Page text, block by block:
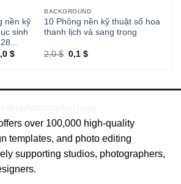
nền kỹ
sinh
$Current
BACKGROUND
10 Phông nền kỹ thuật số hoa
thanh lịch và sang trọng
2,0$ Original
0,1$Current
over 100,000 high-quality
templates, and photo editing
supporting studios, photographers,